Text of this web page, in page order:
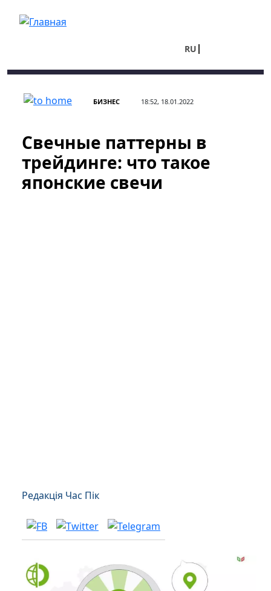
RU
БИЗНЕС 18:52, 18.01.2022
Свечные паттерны в
трейдинге: что такое
японские свечи
Редакція Час Пік